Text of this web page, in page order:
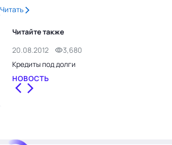
Читать
Читайте также
20.08.2012
3,680
Кредиты под долги
НОВОСТЬ